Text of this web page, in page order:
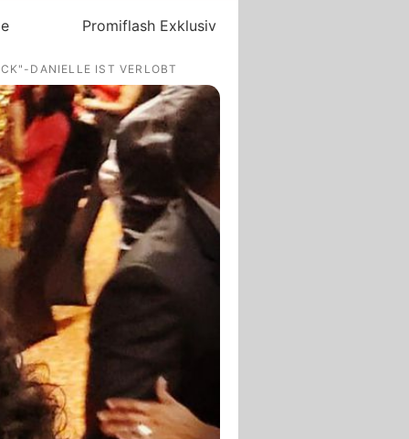
Promiflash Exklusiv
DANIELLE IST VERLOBT